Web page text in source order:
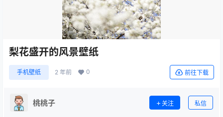
梨花盛开的风景壁纸
手机壁纸 2 年前 0 前往下载
桃桃子 关注 私信